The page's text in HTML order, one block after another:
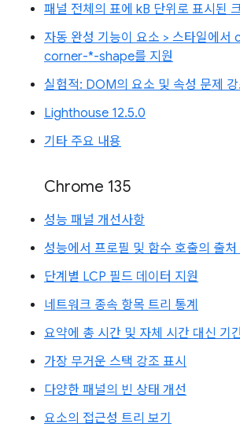
패널 전체의 표에 kB 단위로 표시된
자동 완성 기능이 요소 > 스타일에
corner-*-shape를 지원
실험적: DOM의 요소 및 속성 문제 강
Lighthouse 12.5.0
기타 주요 내용
Chrome 135
성능 패널 개선사항
성능에서 프로필 및 함수 호출의 출
단계별 LCP 필드 데이터 지원
네트워크 종속 항목 트리 통계
요약에 총 시간 및 자체 시간 대신 기
가장 무거운 스택 강조 표시
다양한 패널의 빈 상태 개선
요소의 접근성 트리 보기